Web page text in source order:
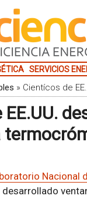
SERVICIOS
» Cientícos de
Nacional
desarrollado